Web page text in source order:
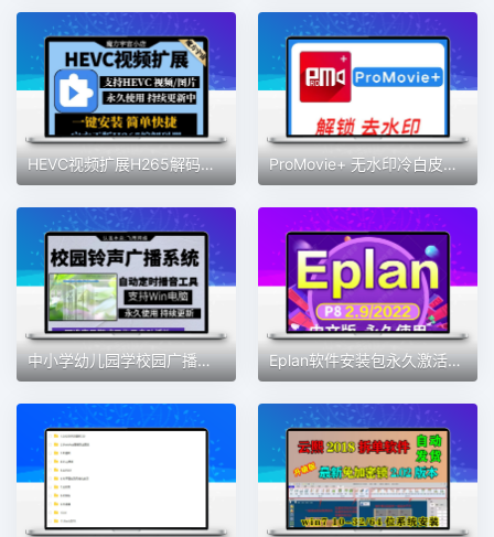
HEVC视频扩展H265解码器Win10插件MOV/HEIC图像HEIF安装编码工具 ProMovie+ 无水印冷白皮专业摄像机录音曝光对焦4K拍摄素材包更新
中小学幼儿园学校园广播打铃声工具定时播放智能系统自动上下课音 Eplan软件安装包永久激活p8 2022电气设计绘图软件eplan远程安装